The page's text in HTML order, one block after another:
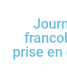
prise en